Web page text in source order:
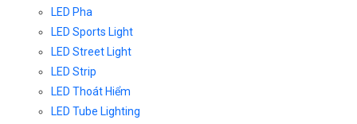
LED Pha
LED Sports Light
LED Street Light
LED Strip
LED Thoát Hiểm
LED Tube Lighting